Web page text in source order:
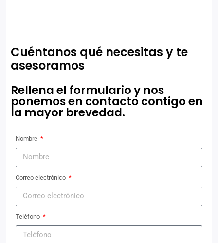
Cuéntanos qué necesitas y te
asesoramos
Rellena el formulario y nos
ponemos en contacto contigo en
la mayor brevedad.
Nombre
Correo electrónico
Teléfono